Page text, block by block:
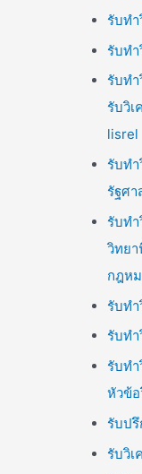
รับทำ
รับท
รับท
รับวิ
lisrel
รับท
รัฐศ
รับท
วิทย
กฎห
รับท
รับท
รับท
หัวข้
รับป
รับวิเ